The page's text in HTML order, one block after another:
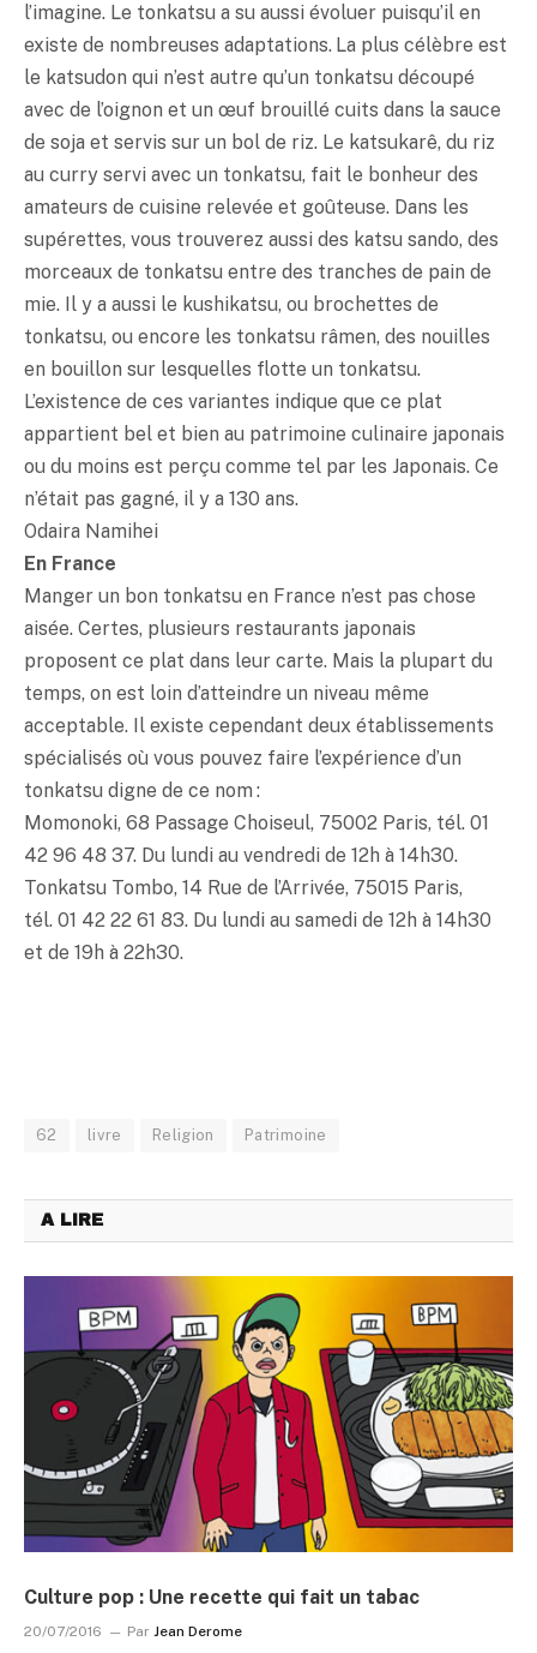
l’imagine. Le tonkatsu a su aussi évoluer puisqu’il en
existe de nombreuses adaptations. La plus célèbre est
le ka­tsudon qui n’est autre qu’un tonkatsu découpé
avec de l’oignon et un œuf brouillé cuits dans la sauce
de soja et servis sur un bol de riz. Le katsukarê, du riz
au curry servi avec un tonkatsu, fait le bonheur des
amateurs de cuisine relevée et goûteuse. Dans les
supérettes, vous trouverez aussi des katsu sando, des
morceaux de tonkatsu entre des tranches de pain de
mie. Il y a aussi le kushikatsu, ou brochettes de
tonkatsu, ou encore les tonkatsu râmen, des nouilles
en bouillon sur lesquelles flotte un tonkatsu.
L’existence de ces variantes indique que ce plat
appartient bel et bien au patrimoine culinaire japonais
ou du moins est perçu comme tel par les Japonais. Ce
n’était pas gagné, il y a 130 ans.
Odaira Namihei
En France
Manger un bon tonkatsu en France n’est pas chose
aisée. Certes, plusieurs restaurants japonais
proposent ce plat dans leur carte. Mais la plupart du
temps, on est loin d’atteindre un niveau même
acceptable. Il existe cependant deux établissements
spécialisés où vous pouvez faire l’expérience d’un
tonkatsu digne de ce nom :
Momonoki, 68 Passage Choiseul, 75002 Paris, tél. 01
42 96 48 37. Du lundi au vendredi de 12h à 14h30.
Tonkatsu Tombo, 14 Rue de l’Arrivée, 75015 Paris,
tél. 01 42 22 61 83. Du lundi au samedi de 12h à 14h30
et de 19h à 22h30.
62 livre Religion Patrimoine
A LIRE
Culture pop : Une recette qui fait un tabac
20/07/2016 Par Jean Derome